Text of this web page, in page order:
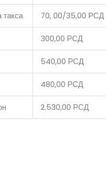
70, 00/35,00 РСД
300,00 РСД
540,00 РСД
480,00 РСД
2.530,00 РСД